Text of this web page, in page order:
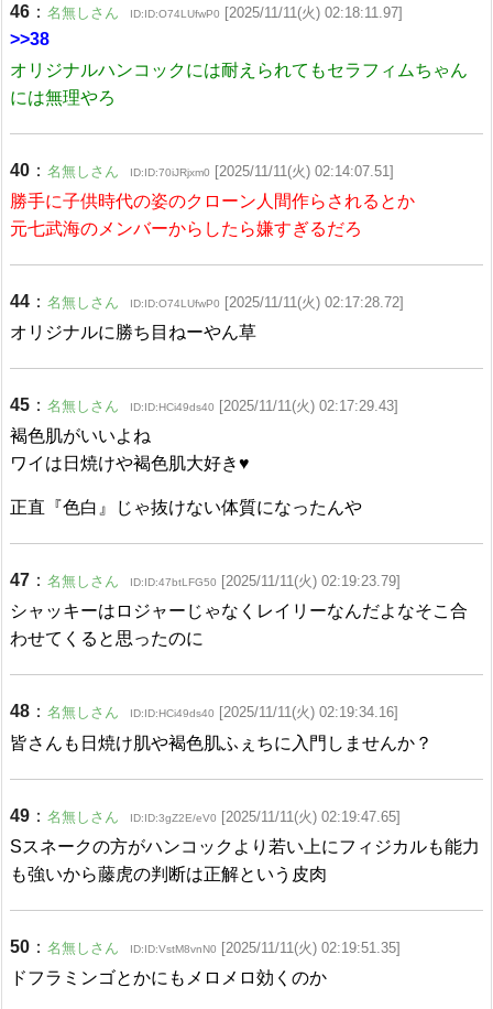
46 ： 名無しさん ID:ID:O74LUfwP0 [2025/11/11(火) 02:18:11.97]
>>38
オリジナルハンコックには耐えられてもセラフィムちゃん
には無理やろ
40 ： 名無しさん ID:ID:70iJRjxm0 [2025/11/11(火) 02:14:07.51]
勝手に子供時代の姿のクローン人間作らされるとか
元七武海のメンバーからしたら嫌すぎるだろ
44 ： 名無しさん ID:ID:O74LUfwP0 [2025/11/11(火) 02:17:28.72]
オリジナルに勝ち目ねーやん草
45 ： 名無しさん ID:ID:HCi49ds40 [2025/11/11(火) 02:17:29.43]
褐色肌がいいよね
ワイは日焼けや褐色肌大好き♥
正直『色白』じゃ抜けない体質になったんや
47 ： 名無しさん ID:ID:47btLFG50 [2025/11/11(火) 02:19:23.79]
シャッキーはロジャーじゃなくレイリーなんだよなそこ合
わせてくると思ったのに
48 ： 名無しさん ID:ID:HCi49ds40 [2025/11/11(火) 02:19:34.16]
皆さんも日焼け肌や褐色肌ふぇちに入門しませんか？
49 ： 名無しさん ID:ID:3gZ2E/eV0 [2025/11/11(火) 02:19:47.65]
Sスネークの方がハンコックより若い上にフィジカルも能力
も強いから藤虎の判断は正解という皮肉
50 ： 名無しさん ID:ID:VstM8vnN0 [2025/11/11(火) 02:19:51.35]
ドフラミンゴとかにもメロメロ効くのか